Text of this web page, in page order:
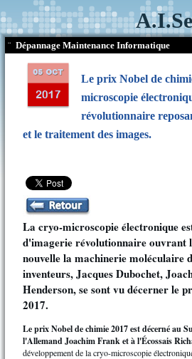
¨ Dépannage Maintenance Informatique
Le prix Nobel de
microscopie
révolutionnaire
et le traitement des images.
La cryo-microscopie électronique
d'imagerie révolutionnaire ouvrant
nouvelle la machinerie moléculaire
inventeurs, Jacques Dubochet,
Henderson, se sont vu décerner le
2017.
Le prix Nobel de chimie 2017 est décerné au
l'Allemand Joachim Frank et à l'Écossais
développement de la cryo-microscopie